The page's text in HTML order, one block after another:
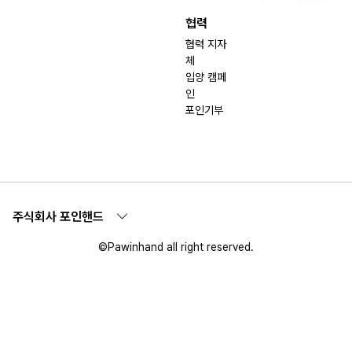
협력
협력 지자
체
입양 캠페
인
포인기부
주식회사 포인핸드
©Pawinhand all right reserved.